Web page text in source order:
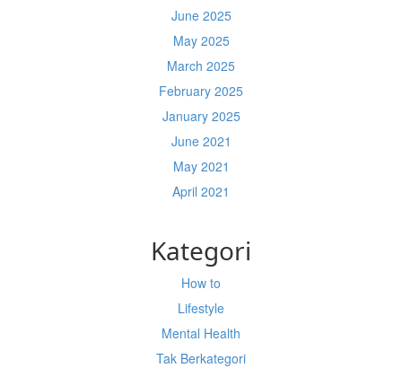
June 2025
May 2025
March 2025
February 2025
January 2025
June 2021
May 2021
April 2021
Kategori
How to
Lifestyle
Mental Health
Tak Berkategori